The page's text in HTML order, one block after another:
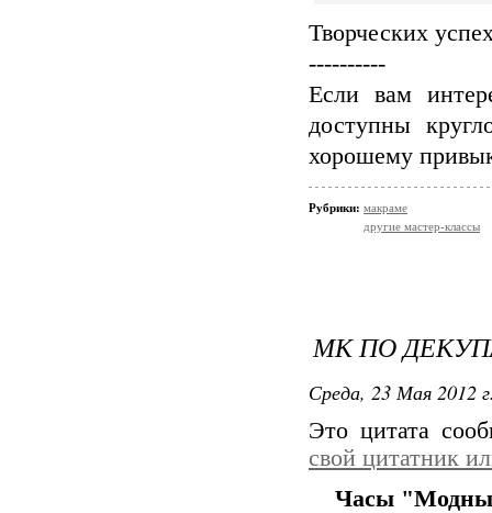
Творческих
----------
Если вам
доступны
хорошему
Рубрики: макраме
другие мастер-классы
МК ПО
Среда, 23 Мая 2012
Это цитата
свой цитатник
Часы